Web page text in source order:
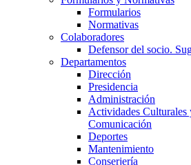
Formularios
Normativas
Colaboradores
Defensor del socio.
Departamentos
Dirección
Presidencia
Administración
Actividades Culturales
Comunicación
Deportes
Mantenimiento
Conserjería